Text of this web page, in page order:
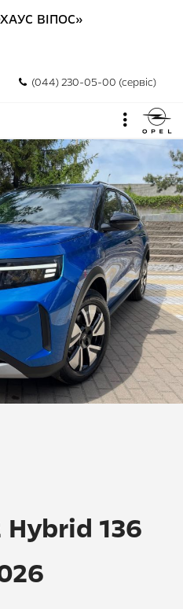
ВІПОС»
(044) 230-05-00 (сервіс)
Skip
to
the
end
of
the
images
gallery
beginning
of
images
Hybrid 136